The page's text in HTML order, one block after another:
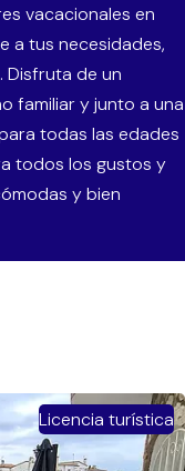
vacacionales en
a tus necesidades,
Disfruta de un
familiar y junto a una
todas las edades
todos los gustos y
y bien
Licencia turística